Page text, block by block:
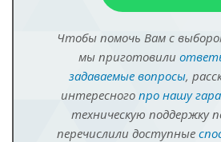
Чтобы помочь Вам с
мы приготовили
задаваемые вопросы,
интересного про нашу
техническую поддержку
перечислили доступные